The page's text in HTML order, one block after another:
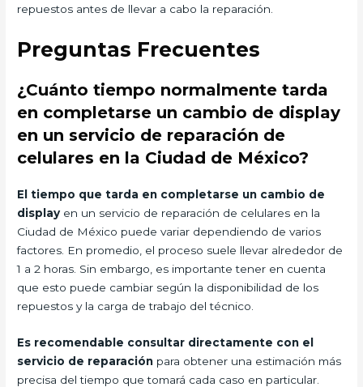
repuestos antes de llevar a cabo la reparación.
Preguntas Frecuentes
¿Cuánto tiempo normalmente tarda
en completarse un cambio de display
en un servicio de reparación de
celulares en la Ciudad de México?
El tiempo que tarda en completarse un cambio de
display en un servicio de reparación de celulares en la
Ciudad de México puede variar dependiendo de varios
factores. En promedio, el proceso suele llevar alrededor de
1 a 2 horas. Sin embargo, es importante tener en cuenta
que esto puede cambiar según la disponibilidad de los
repuestos y la carga de trabajo del técnico.
Es recomendable consultar directamente con el
servicio de reparación para obtener una estimación más
precisa del tiempo que tomará cada caso en particular.